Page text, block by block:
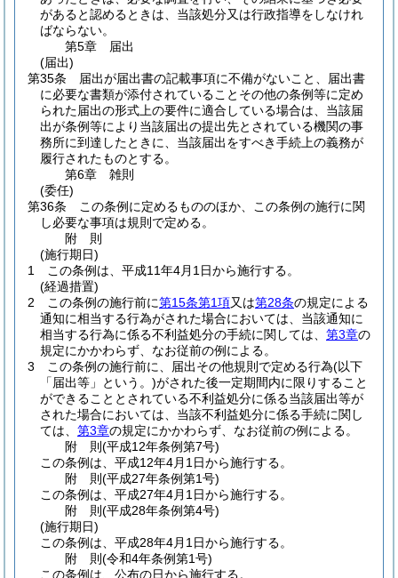
があると認めるときは、当該処分又は行政指導をしなけれ
ばならない。
第5章
届出
(届出)
第35条
届出が届出書の記載事項に不備がないこと、届出書
に必要な書類が添付されていることその他の条例等に定め
られた届出の形式上の要件に適合している場合は、当該届
出が条例等により当該届出の提出先とされている機関の事
務所に到達したときに、当該届出をすべき手続上の義務が
履行されたものとする。
第6章
雑則
(委任)
第36条
この条例に定めるもののほか、この条例の施行に関
し必要な事項は規則で定める。
附 則
(施行期日)
1
この条例は、平成11年4月1日から施行する。
(経過措置)
2
この条例の施行前に第15条第1項又は第28条の規定による
通知に相当する行為がされた場合においては、当該通知に
相当する行為に係る不利益処分の手続に関しては、 第3章の
規定にかかわらず、なお従前の例による。
3
この条例の施行前に、届出その他規則で定める行為(以下
「届出等」という。)がされた後一定期間内に限りすること
ができることとされている不利益処分に係る当該届出等が
された場合においては、当該不利益処分に係る手続に関し
ては、 第3章の規定にかかわらず、なお従前の例による。
附 則(平成12年条例第7号)
この条例は、平成12年4月1日から施行する。
附 則(平成27年条例第1号)
この条例は、平成27年4月1日から施行する。
附 則(平成28年条例第4号)
(施行期日)
この条例は、平成28年4月1日から施行する。
附 則(令和4年条例第1号)
この条例は、公布の日から施行する。